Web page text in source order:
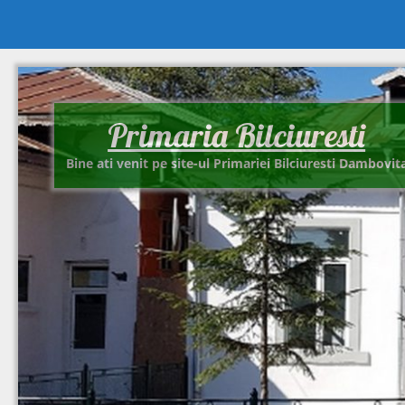
Primaria Bilciuresti
Bine ati venit pe site-ul Primariei Bilciuresti